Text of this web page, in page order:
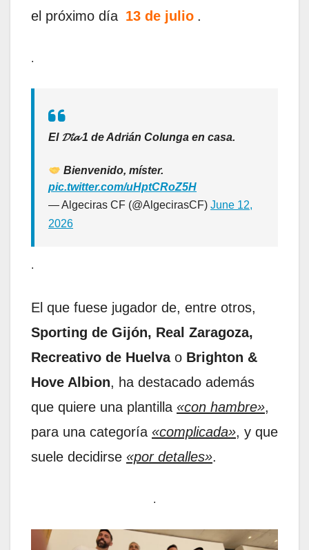
el próximo día 13 de julio .
.
El 𝓓𝓲́𝓪 1 de Adrián Colunga en casa.
Bienvenido, míster.
pic.twitter.com/uHptCRoZ5H
— Algeciras CF (@AlgecirasCF) June 12,
2026
.
El que fuese jugador de, entre otros,
Sporting de Gijón, Real Zaragoza,
Recreativo de Huelvao Brighton &
Hove Albion, ha destacado además
que quiere una plantilla «con hambre»,
para una categoría «complicada», y que
suele decidirse «por detalles».
.